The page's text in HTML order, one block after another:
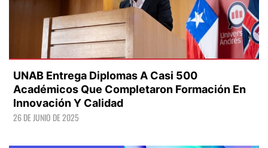
UNAB Entrega Diplomas A Casi 500
Académicos Que Completaron Formación En
Innovación Y Calidad
26 DE JUNIO DE 2025